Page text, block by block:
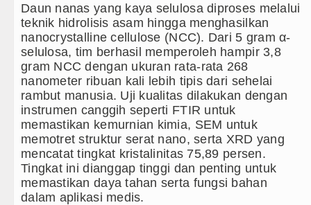
Daun nanas yang kaya selulosa diproses melalui
teknik hidrolisis asam hingga menghasilkan
nanocrystalline cellulose (NCC). Dari 5 gram α-
selulosa, tim berhasil memperoleh hampir 3,8
gram NCC dengan ukuran rata-rata 268
nanometer ribuan kali lebih tipis dari sehelai
rambut manusia. Uji kualitas dilakukan dengan
instrumen canggih seperti FTIR untuk
memastikan kemurnian kimia, SEM untuk
memotret struktur serat nano, serta XRD yang
mencatat tingkat kristalinitas 75,89 persen.
Tingkat ini dianggap tinggi dan penting untuk
memastikan daya tahan serta fungsi bahan
dalam aplikasi medis.